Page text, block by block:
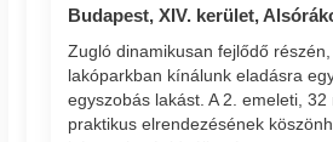
Budapest, XIV. kerület,
Zugló dinamikusan fejlődő
lakóparkban kínálunk eladásra
egyszobás lakást. A 2. emeleti, 32
praktikus elrendezésének